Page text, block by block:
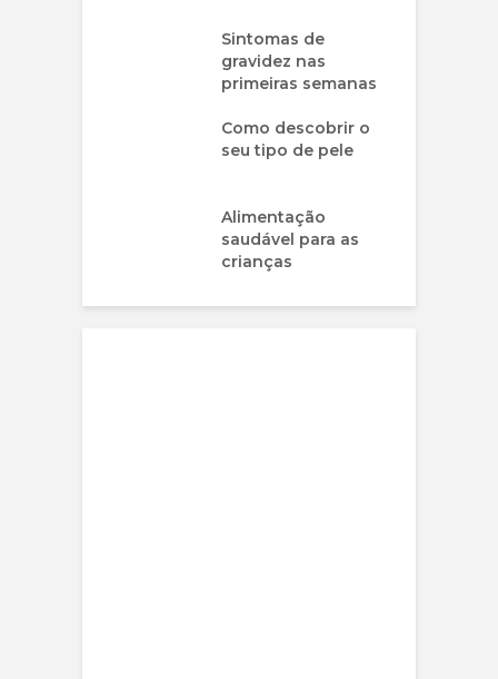
Sintomas de
gravidez nas
primeiras semanas
Como descobrir o
seu tipo de pele
Alimentação
saudável para as
crianças